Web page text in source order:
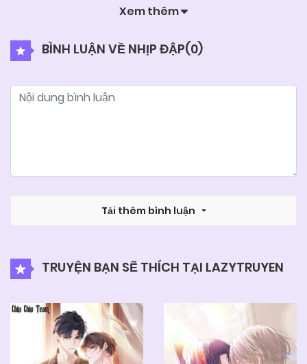
25/06/2026
25/06/2026
Chapter 32
Chapter 31 25/06/2026
Chapter 30 25/06/2026
Xem thêm
BÌNH LUẬN VỀ NHỊP ĐẬP(0)
Tải thêm bình luận
TRUYỆN BẠN SẼ THÍCH TẠI LAZYTRUYEN